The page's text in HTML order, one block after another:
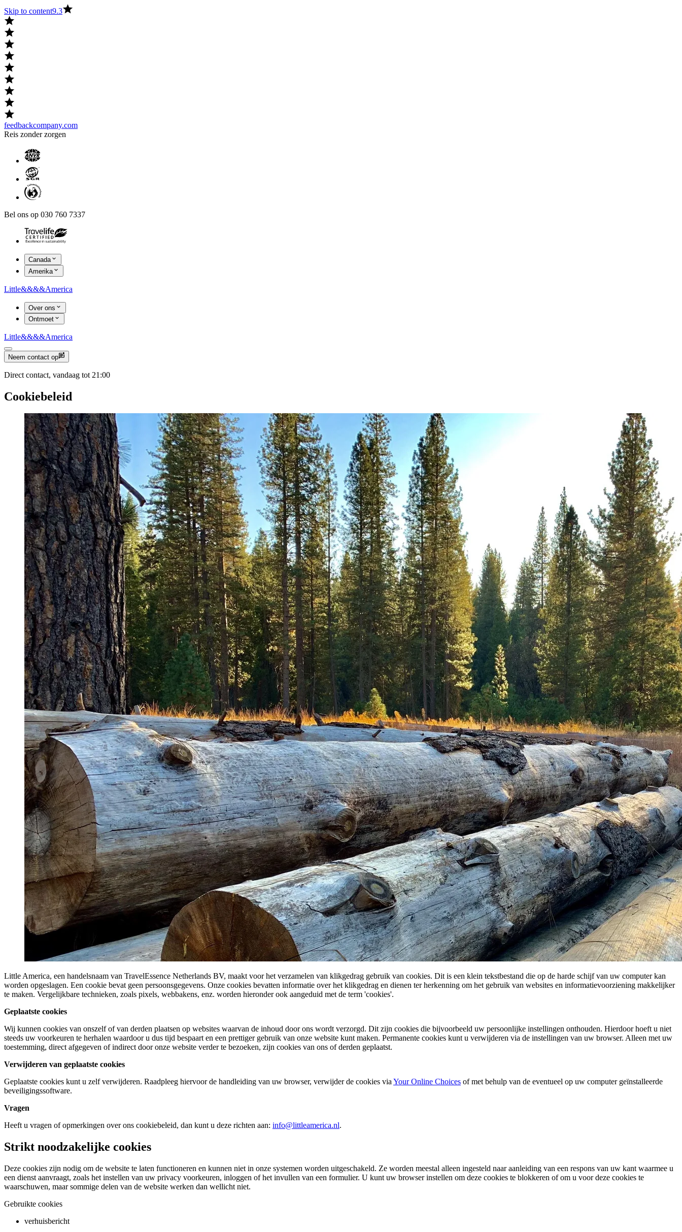
Skip to content9.3
feedbackcompany.com
Reis zonder zorgen
Bel ons op 030 760 7337
Canada
Amerika
Little&&&&America
Over ons
Ontmoet
Little&&&&America
Neem contact op
Direct contact, vandaag tot 21:00
Cookiebeleid
Little America, een handelsnaam van TravelEssence Netherlands BV, maakt voor het verzamelen van klikgedrag gebruik van cookies. Dit is een klein tekstbestand die op de harde schijf van uw computer kan
worden opgeslagen. Een cookie bevat geen persoonsgegevens. Onze cookies bevatten informatie over het klikgedrag en dienen ter herkenning om het gebruik van websites en informatievoorziening makkelijker
te maken. Vergelijkbare technieken, zoals pixels, webbakens, enz. worden hieronder ook aangeduid met de term 'cookies'.
Geplaatste cookies
Wij kunnen cookies van onszelf of van derden plaatsen op websites waarvan de inhoud door ons wordt verzorgd. Dit zijn cookies die bijvoorbeeld uw persoonlijke instellingen onthouden. Hierdoor hoeft u niet
steeds uw voorkeuren te herhalen waardoor u dus tijd bespaart en een prettiger gebruik van onze website kunt maken. Permanente cookies kunt u verwijderen via de instellingen van uw browser. Alleen met uw
toestemming, direct afgegeven of indirect door onze website verder te bezoeken, zijn cookies van ons of derden geplaatst.
Verwijderen van geplaatste cookies
Geplaatste cookies kunt u zelf verwijderen. Raadpleeg hiervoor de handleiding van uw browser, verwijder de cookies viaYour Online Choices of met behulp van de eventueel op uw computer geïnstalleerde
beveiligingssoftware.
Vragen
Heeft u vragen of opmerkingen over ons cookiebeleid, dan kunt u deze richten aan: info@littleamerica.nl.
Strikt noodzakelijke cookies
Deze cookies zijn nodig om de website te laten functioneren en kunnen niet in onze systemen worden uitgeschakeld. Ze worden meestal alleen ingesteld naar aanleiding van een respons van uw kant waarmee u
een dienst aanvraagt, zoals het instellen van uw privacy voorkeuren, inloggen of het invullen van een formulier. U kunt uw browser instellen om deze cookies te blokkeren of om u voor deze cookies te
waarschuwen, maar sommige delen van de website werken dan wellicht niet.
Gebruikte cookies
verhuisbericht